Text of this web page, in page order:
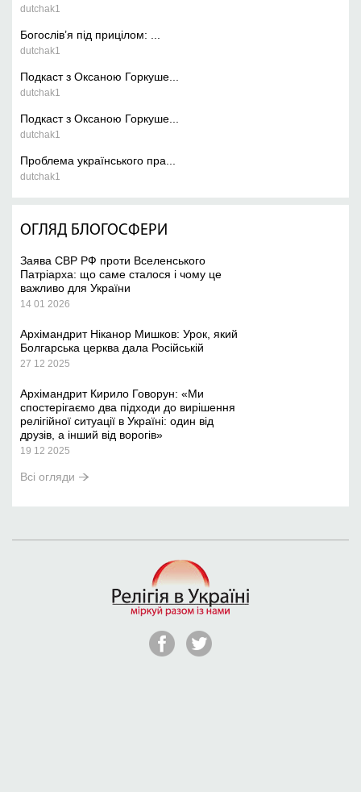
dutchak1
Богослів’я під прицілом: ...
dutchak1
Подкаст з Оксаною Горкуше...
dutchak1
Подкаст з Оксаною Горкуше...
dutchak1
Проблема українського пра...
dutchak1
ОГЛЯД БЛОГОСФЕРИ
Заява СВР РФ проти Вселенського
Патріарха: що саме сталося і чому це
важливо для України
14 01 2026
Архімандрит Ніканор Мишков: Урок, який
Болгарська церква дала Російській
27 12 2025
Архімандрит Кирило Говорун: «Ми
спостерігаємо два підходи до вирішення
релігійної ситуації в Україні: один від
друзів, а інший від ворогів»
19 12 2025
Всі огляди